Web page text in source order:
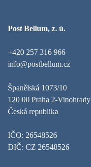
Post Bellum, z. ú.
+420 257 316 966
info@postbellum.cz
Španělská 1073/10
120 00 Praha 2-Vinohrady
Česká republika
IČO: 26548526
DIČ: CZ 26548526